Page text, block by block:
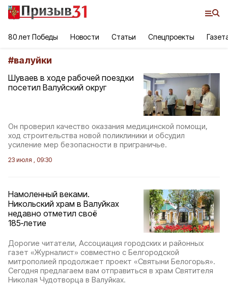
80 лет Победы Новости Статьи Спецпроекты
#валуйки
Шуваев в ходе рабочей поездки
посетил Валуйский округ
Он проверил качество оказания медицинской помощи,
ход строительства новой поликлиники и обсудил
усиление мер безопасности в приграничье.
23 июля , 09:30
Намоленный веками.
Никольский храм в Валуйках
недавно отметил своё
185‑летие
Дорогие читатели, Ассоциация городских и районных
газет «Журналист» совместно с Белгородской
митрополией продолжает проект «Святыни Белогорья».
Сегодня предлагаем вам отправиться в храм Святителя
Николая Чудотворца в Валуйках.